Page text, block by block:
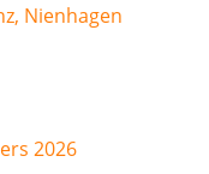
Nienhagen
2026